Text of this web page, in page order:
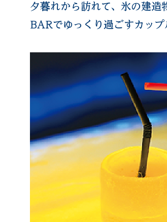
夕暮れから訪れて、氷の建造
BARでゆっくり過ごすカップ